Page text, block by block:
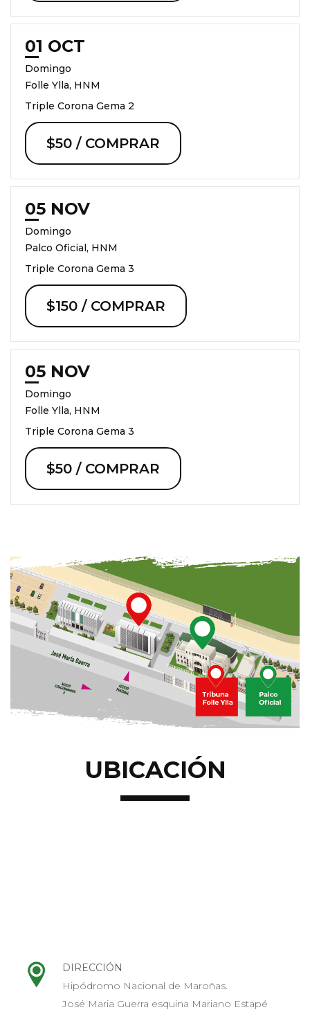
01 OCT
Domingo
Folle Ylla, HNM
Triple Corona Gema 2
$50 / COMPRAR
05 NOV
Domingo
Palco Oficial, HNM
Triple Corona Gema 3
$150 / COMPRAR
05 NOV
Domingo
Folle Ylla, HNM
Triple Corona Gema 3
$50 / COMPRAR
UBICACIÓN
DIRECCIÓN
Hipódromo Nacional de Maroñas.
José Maria Guerra esquina Mariano Estapé